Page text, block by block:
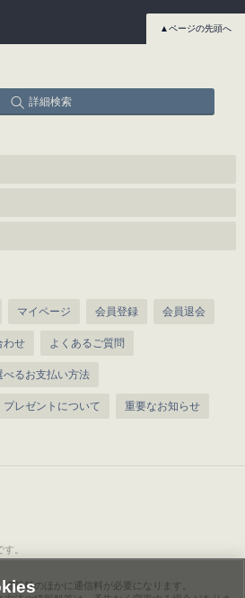
▲ページの先頭へ
詳細検索
マイページ 会員登録 会員退会
わせ よくあるご質問
べるお支払い方法
プレゼントについて 重要なお知らせ
。
報料のほかに通信料が必要になります。